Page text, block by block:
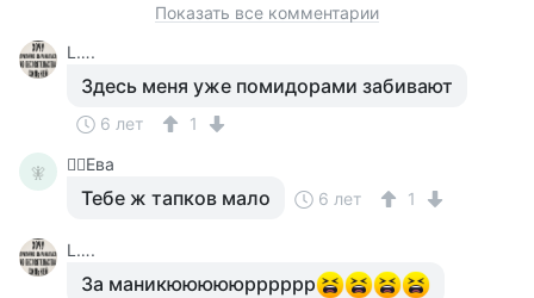
Показать все комментарии
L….
Здесь меня уже помидорами забивают
6 лет 1
🧚‍ 🧚‍♀️Ева
Тебе ж тапков мало 6 лет 1
L….
За маникюююююрррррр